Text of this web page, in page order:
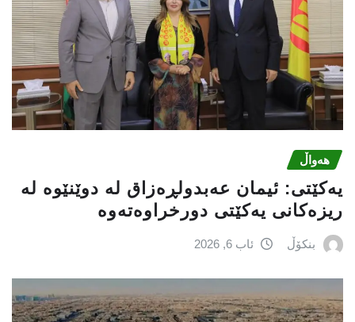
هەواڵ
یه‌كێتی: ئیمان عه‌بدولڕه‌زاق له‌ دوێنێوه‌ له‌
ریزه‌كانی یه‌كێتی دورخراوه‌ته‌وه‌
بنکۆڵ ئاب 6, 2026